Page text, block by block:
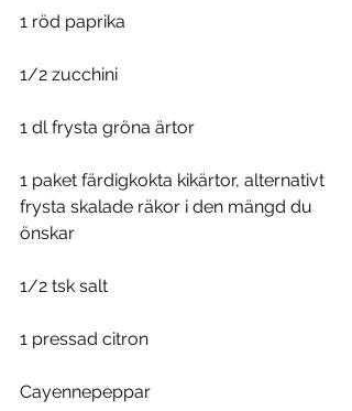
1 röd paprika
1/2 zucchini
1 dl frysta gröna ärtor
1 paket färdigkokta kikärtor, alternativt
frysta skalade räkor i den mängd du
önskar
1/2 tsk salt
1 pressad citron
Cayennepeppar